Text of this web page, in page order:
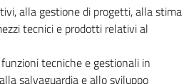
alla gestione di progetti, alla stima
tecnici e prodotti relativi al
tecniche e gestionali in
salvaguardia e allo sviluppo